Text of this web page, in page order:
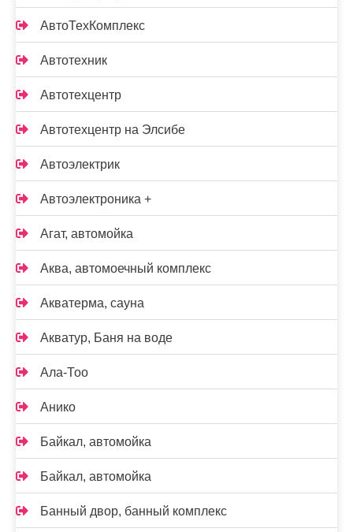
АвтоТехКомплекс
Автотехник
Автотехцентр
Автотехцентр на Элсибе
Автоэлектрик
Автоэлектроника +
Агат, автомойка
Аква, автомоечный комплекс
Акватерма, сауна
Акватур, Баня на воде
Ала-Тоо
Анико
Байкал, автомойка
Байкал, автомойка
Банный двор, банный комплекс